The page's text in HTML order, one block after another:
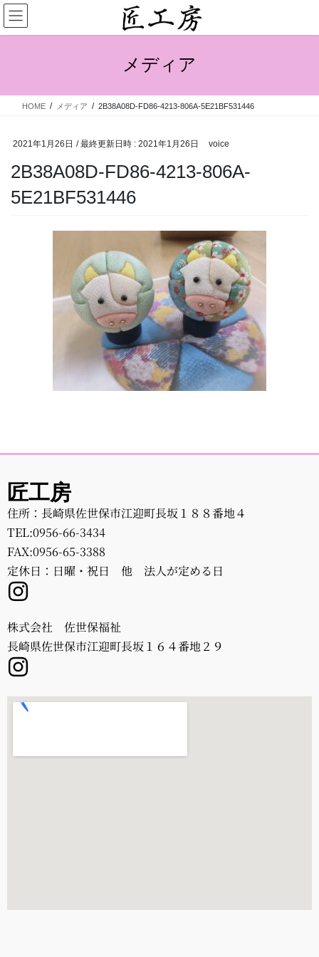
メディア
HOME メディア 2B38A08D-FD86-4213-806A-5E21BF531446
2021年1月26日 / 最終更新日時 : 2021年1月26日 voice
2B38A08D-FD86-4213-806A-
5E21BF531446
匠工房
住所：長崎県佐世保市江迎町長坂１８８番地４
TEL:0956-66-3434
FAX:0956-65-3388
定休日：日曜・祝日 他 法人が定める日
株式会社 佐世保福祉
長崎県佐世保市江迎町長坂１６４番地２９